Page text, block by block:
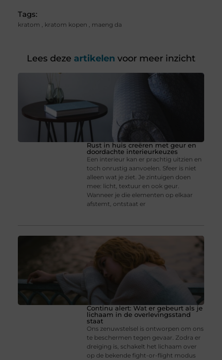
Tags:
kratom , kratom kopen , maeng da
Lees deze artikelen voor meer inzicht
Rust in huis creëren met geur en
doordachte interieurkeuzes
Een interieur kan er prachtig uitzien en
toch onrustig aanvoelen. Sfeer is niet
alleen wat je ziet. Je zintuigen doen
mee: licht, textuur en ook geur.
Wanneer je die elementen op elkaar
afstemt, ontstaat er
Continu alert: Wat er gebeurt als je
lichaam in de overlevingsstand
staat
Ons zenuwstelsel is ontworpen om ons
te beschermen tegen gevaar. Zodra er
dreiging is, schakelt het lichaam over
op de bekende fight-or-flight modus